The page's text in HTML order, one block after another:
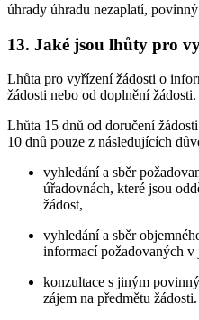
úhrady úhradu nezaplatí,
13. Jaké jsou lhůty pro
Lhůta pro vyřízení žádosti o
žádosti nebo od doplnění žádosti.
Lhůta 15 dnů od doručení
10 dnů pouze z následujících
vyhledání a sběr
úřadovnách, které jsou
žádost,
vyhledání a sběr
informací požadovaných v
konzultace s jiným
zájem na předmětu žádosti.